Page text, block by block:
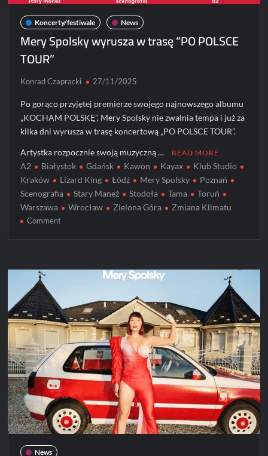
Koncerty/festiwale News
Mery Spolsky wyrusza w trasę “PO POLSCE
TOUR”
Konrad Czapracki 27/11/2025
Po gorąco przyjętej premierze swojego najnowszego albumu
„KOCHAM POLSKĘ”, Mery Spolsky nie zwalnia tempa i już za
kilka dni wyrusza w trasę koncertową „PO POLSCE TOUR”.
Artystka rozpocznie swoją muzyczną … READ MORE
A2 Białystok Gdańsk Kawon Kayax
Klub Studio
Kraków
Lizard King Łódź Mery Spolsky
Poznań
Scenografia
Stary Maneż Stodoła Tama
Toruń
Warszawa
Wrocław Zielona Góra Zmiana Klimatu
Commenton
w
POLSCE
TOUR”
News